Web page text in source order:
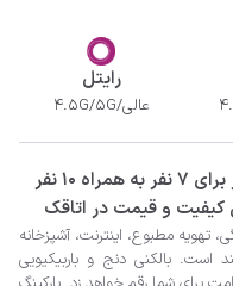
رایتل
عالی/4.5G/5G
‫‫اجاره روزانه و ماهانه کوهپایه، 220 متر برای 7 نفر به همراه 10 نفر
کیفیت و قیمت در اتاقک